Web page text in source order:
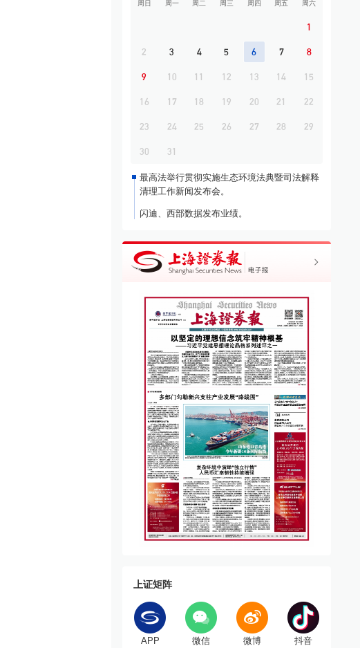
10 专题·中东战云 | 伊朗称与阿曼接近达成协议
周日 周一 周二 周三 周四 周五 周六
1
2 3 4 5 6 7 8
9 10 11 12 13 14 15
16 17 18 19 20 21 22
23 24 25 26 27 28 29
30 31
最高法举行贯彻实施生态环境法典暨司法解释
清理工作新闻发布会。
闪迪、西部数据发布业绩。
上证矩阵
APP 微信 微博 抖音